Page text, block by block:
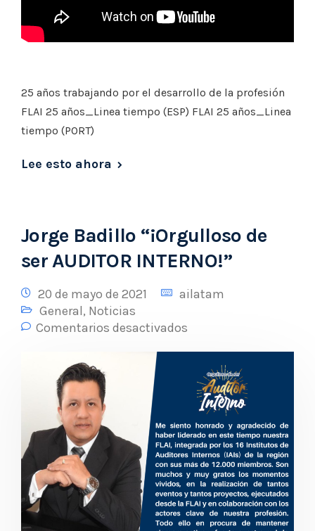
25 años trabajando por el desarrollo de la profesión
FLAI 25 años_Linea tiempo (ESP) FLAI 25 años_Linea
tiempo (PORT)
Lee esto ahora
Jorge Badillo “¡Orgulloso de
ser AUDITOR INTERNO!”
20 de mayo de 2021
ailatam
General, Noticias
Comentarios desactivados